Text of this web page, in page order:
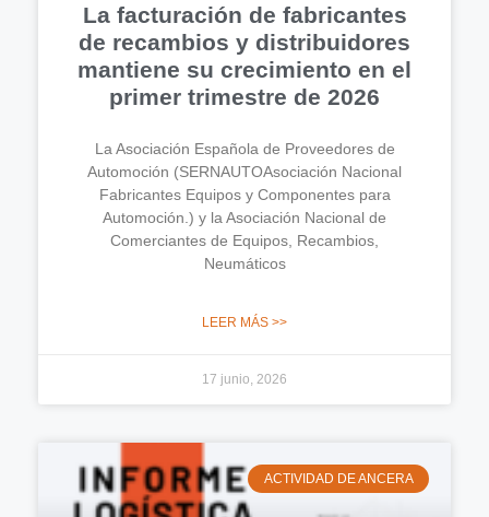
La facturación de fabricantes
de recambios y distribuidores
mantiene su crecimiento en el
primer trimestre de 2026
La Asociación Española de Proveedores de
Automoción (SERNAUTOAsociación Nacional
Fabricantes Equipos y Componentes para
Automoción.) y la Asociación Nacional de
Comerciantes de Equipos, Recambios,
Neumáticos
LEER MÁS >>
17 junio, 2026
ACTIVIDAD DE ANCERA